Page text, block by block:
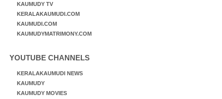
KAUMUDY TV
KERALAKAUMUDI.COM
KAUMUDI.COM
KAUMUDYMATRIMONY.COM
YOUTUBE CHANNELS
KERALAKAUMUDI NEWS
KAUMUDY
KAUMUDY MOVIES